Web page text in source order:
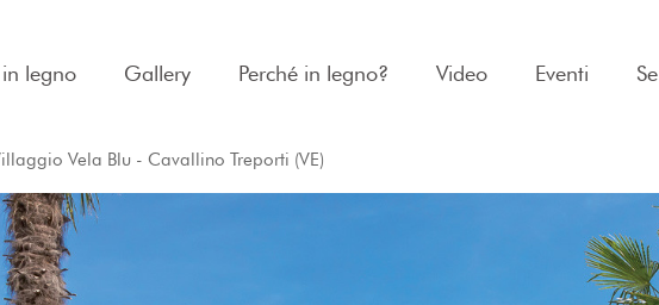
legno Gallery Perché in legno? Video Eventi
Vela Blu - Cavallino Treporti (VE)